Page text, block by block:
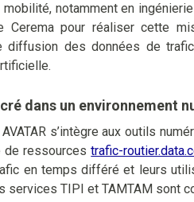
notamment en
Cerema pour réaliser cette
diffusion des données de
dans un environnement
s’intègre aux outils
de ressourcestrafic-
en temps différé et leurs
services TIPI et TAMTAM sont